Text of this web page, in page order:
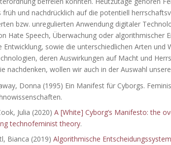
früh und nachdrücklich auf die potentiell
bzw. unregulierten Anwendung digitaler
Hate Speech, Überwachung oder algorithmischer
Entwicklung, sowie die unterschiedlichen Arten und
deren Auswirkungen auf Macht und
nachdenken, wollen wir auch in der Auswahl
Donna (1995) Ein Manifest für Cyborgs.
Julia (2020) A [White] Cyborg’s Manifesto: the
technofeminist theory.
Bianca (2019) Algorithmische